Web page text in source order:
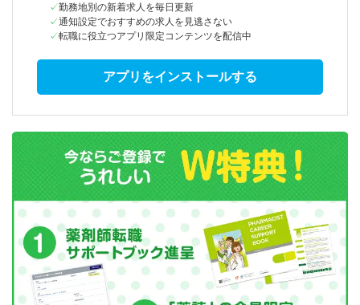
勤務地別の新着求人を毎日更新
通知設定でおすすめの求人を見逃さない
転職に役立つアプリ限定コンテンツを配信中
アプリをインストールする